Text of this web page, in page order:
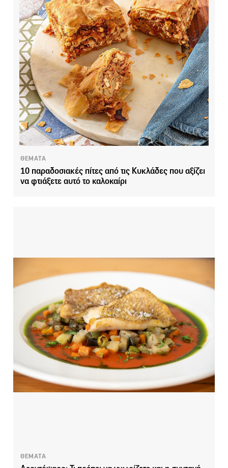
ΘΕΜΑΤΑ
10 παραδοσιακές πίτες από τις Κυκλάδες που αξίζει
να φτιάξετε αυτό το καλοκαίρι
ΘΕΜΑΤΑ